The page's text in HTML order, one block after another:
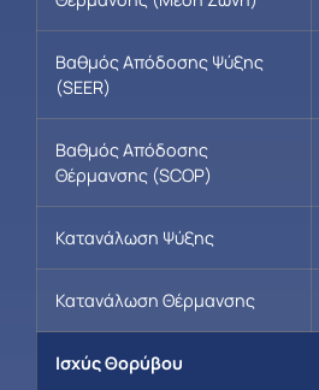
Βαθμός Απόδοσης Ψύξης
(SEER)
Βαθμός Απόδοσης
Θέρμανσης (SCOP)
Κατανάλωση Ψύξης
Κατανάλωση Θέρμανσης
Ισχύς Θορύβου